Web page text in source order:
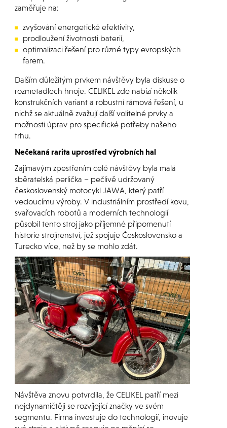
zaměřuje na:
zvyšování energetické efektivity,
prodloužení životnosti baterií,
optimalizaci řešení pro různé typy evropských
farem.
Dalším důležitým prvkem návštěvy byla diskuse o
rozmetadlech hnoje. CELIKEL zde nabízí několik
konstrukčních variant a robustní rámová řešení, u
nichž se aktuálně zvažují další volitelné prvky a
možnosti úprav pro specifické potřeby našeho
trhu.
Nečekaná rarita uprostřed výrobních hal
Zajímavým zpestřením celé návštěvy byla malá
sběratelská perlička – pečlivě udržovaný
československý motocykl JAWA, který patří
vedoucímu výroby. V industriálním prostředí kovu,
svařovacích robotů a moderních technologií
působil tento stroj jako příjemné připomenutí
historie strojírenství, jež spojuje Československo a
Turecko více, než by se mohlo zdát.
Návštěva znovu potvrdila, že CELIKEL patří mezi
nejdynamičtěji se rozvíjející značky ve svém
segmentu. Firma investuje do technologií, inovuje